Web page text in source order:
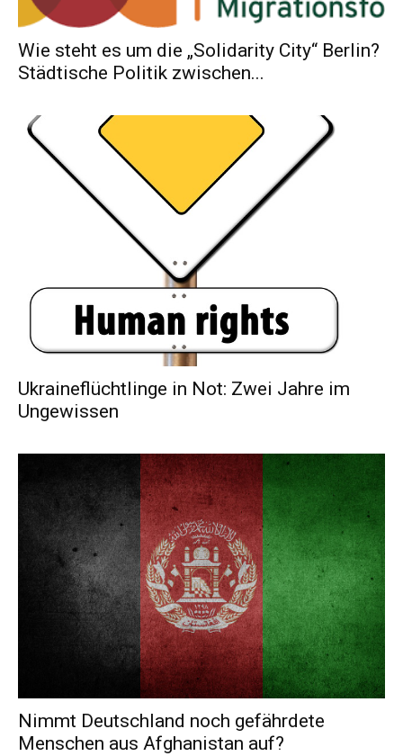
Wie steht es um die „Solidarity City“ Berlin?
Städtische Politik zwischen...
Ukraineflüchtlinge in Not: Zwei Jahre im
Ungewissen
Nimmt Deutschland noch gefährdete
Menschen aus Afghanistan auf?